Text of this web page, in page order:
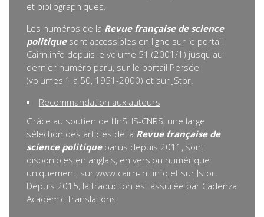
et bibliographiques.
Les numéros de la Revue française de science
politiquesont accessibles en ligne sur le portail
Cairn.info depuis le volume 51 (2001/1) jusqu'au
dernier numéro paru, sur le portail Persée
(volumes 1 à 50, 1951-2000) et sur JStor.
Recommandation aux auteurs
Grâce au soutien de l'InSHS-CNRS, une large
sélection des articles de la Revue française de
science politiqueparus depuis 2011, sont
disponibles en anglais, en version numérique
uniquement, sur www.cairn-int.info et sur Jstor.
Depuis 2015, la traduction est assurée par Cadenza
Academic Translations.